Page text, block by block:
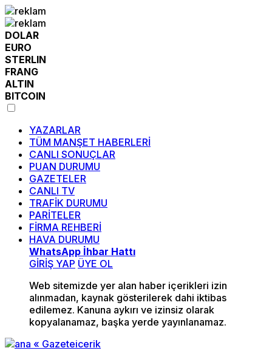
DOLAR
EURO
STERLIN
FRANG
ALTIN
BITCOIN
YAZARLAR
TÜM MANŞET HABERLERİ
CANLI SONUÇLAR
PUAN DURUMU
GAZETELER
CANLI TV
TRAFİK DURUMU
PARİTELER
FİRMA REHBERİ
HAVA DURUMU
WhatsApp İhbar Hattı
GİRİŞ YAP ÜYE OL
Web sitemizde yer alan haber içerikleri izin
alınmadan, kaynak gösterilerek dahi iktibas
edilemez. Kanuna aykırı ve izinsiz olarak
kopyalanamaz, başka yerde yayınlanamaz.